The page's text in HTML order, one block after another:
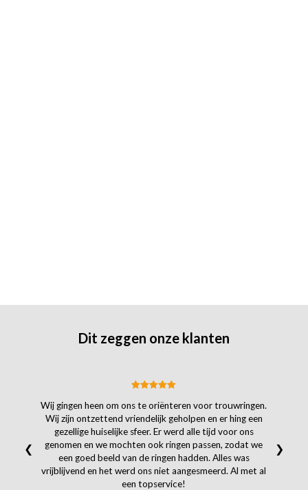
Dit zeggen onze klanten
Wij gingen heen om ons te oriënteren voor trouwringen.
Wij zijn ontzettend vriendelijk geholpen en er hing een
gezellige huiselijke sfeer. Er werd alle tijd voor ons
genomen en we mochten ook ringen passen, zodat we
een goed beeld van de ringen hadden. Alles was
vrijblijvend en het werd ons niet aangesmeerd. Al met al
een topservice!
❮ ❯